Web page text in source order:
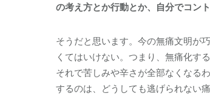
の考え方とか行動とか、自分でコン
そうだと思います。今の無痛文明が
くてはいけない。つまり、無痛化す
それで苦しみや辛さが全部なくなる
するのは、どうしても逃げられない